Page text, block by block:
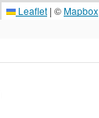
Leaflet | ©Mapbox